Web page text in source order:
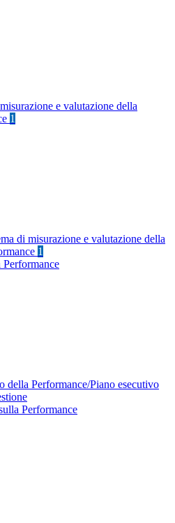
e valutazione della
1
di misurazione e valutazione della
1
Performance
della Performance/Piano esecutivo
Performance